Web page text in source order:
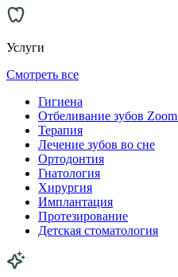
Услуги
Смотреть все
Гигиена
Отбеливание зубов
Терапия
Лечение зубов во сне
Ортодонтия
Гнатология
Хирургия
Имплантация
Протезирование
Детская стоматология